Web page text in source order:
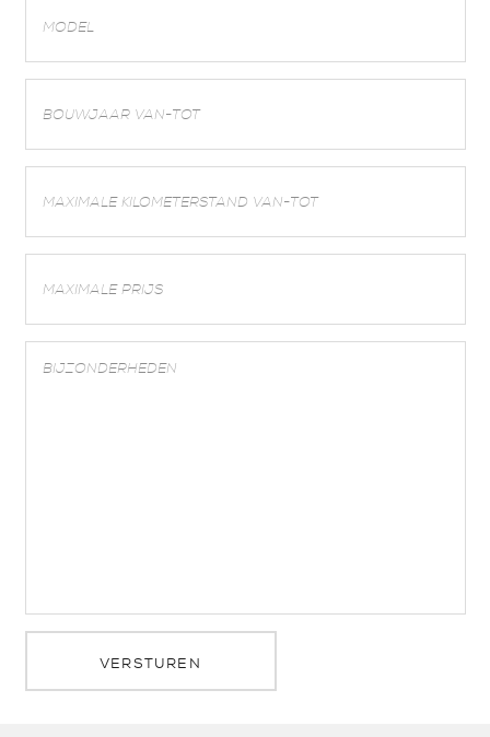
VERSTUREN